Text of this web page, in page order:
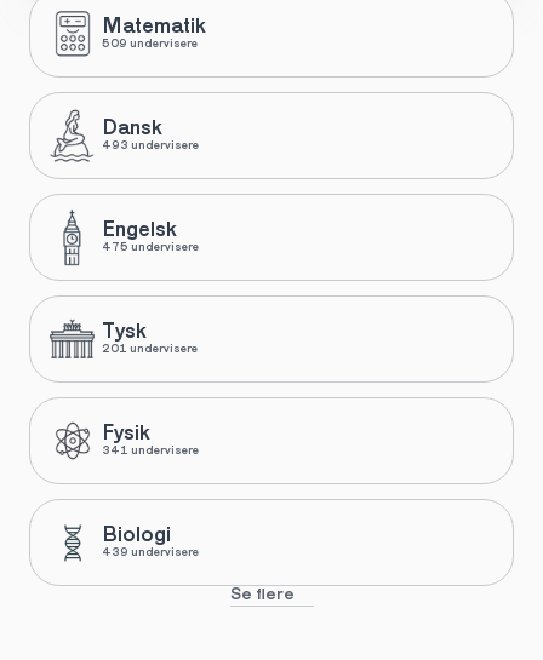
Matematik
509 undervisere
Dansk
493 undervisere
Engelsk
475 undervisere
Tysk
201 undervisere
Fysik
341 undervisere
Biologi
439 undervisere
Se flere